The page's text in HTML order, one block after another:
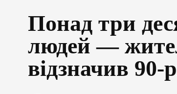
Понад три
людей —
відзначив 90-